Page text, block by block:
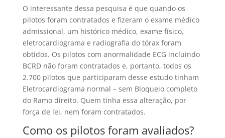
O interessante dessa pesquisa é que quando os
pilotos foram contratados e fizeram o exame médico
admissional, um histórico médico, exame físico,
eletrocardiograma e radiografia do tórax foram
obtidos. Os pilotos com anormalidade ECG incluindo
BCRD não foram contratados e, portanto, todos os
2.700 pilotos que participaram desse estudo tinham
Eletrocardiograma normal – sem Bloqueio completo
do Ramo direito. Quem tinha essa alteração, por
força de lei, nem foram contratados.
Como os pilotos foram avaliados?